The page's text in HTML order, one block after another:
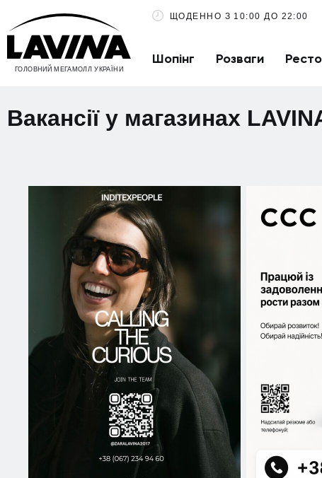
ГОЛОВНИЙ МЕГАМОЛЛ УКРАЇНИ
ЩОДЕННО З 10:00 ДО 22:00
Шопінг Розваги
Вакансії у магазинах